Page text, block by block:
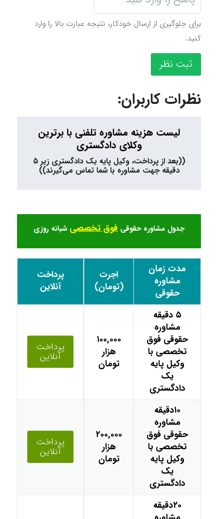
برای جلوگیری از ارسال خودکار، نتیجه عبارت بالا را وارد
کنید.
ثبت نظر
نظرات کاربران:
لیست هزینه مشاوره تلفنی با برترین
وکلای دادگستری
((بعد از پرداخت، وکیل پایه یک دادگستری زیر ۵
دقیقه جهت مشاوره با شما تماس می‌گیرند))
جدول مشاوره حقوقی فوق تخصصی شبانه روزی
مدت زمان
مشاوره
حقوقی
اجرت
(تومان)
پرداخت
آنلاین
۵ دقیقه
مشاوره
حقوقی فوق
تخصصی با
وکیل پایه
یک
دادگستری
۱۰۰,۰۰۰
هزار
تومان
پرداخت
آنلاین
۱۰دقیقه
مشاوره
حقوقی فوق
تخصصی با
وکیل پایه
یک
دادگستری
۲۰۰,۰۰۰
هزار
تومان
پرداخت
آنلاین
۲۰دقیقه